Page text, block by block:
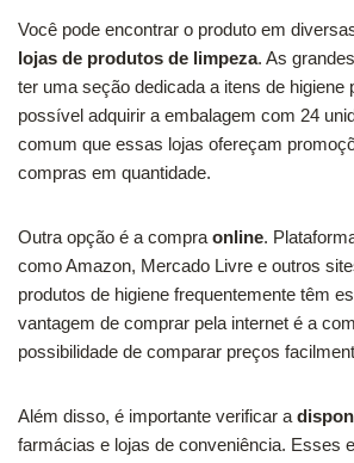
Você pode encontrar o produto em
lojas de produtos de limpeza. As
ter uma seção dedicada a itens de higiene
possível adquirir a embalagem com 24
comum que essas lojas ofereçam
compras em quantidade.
Outra opção é a compra online.
como Amazon, Mercado Livre e outros
produtos de higiene frequentemente têm
vantagem de comprar pela internet é a
possibilidade de comparar preços
Além disso, é importante verificar a
farmácias e lojas de conveniência. Esses